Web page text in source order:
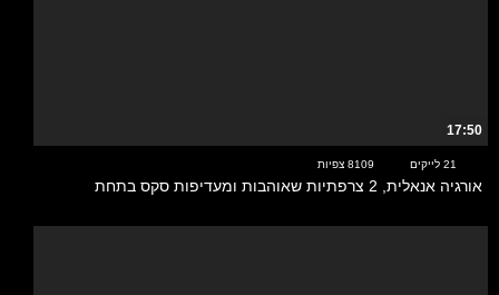
17:50
21 לייקים 8109 צפיות
אורגיה אנאלית, 2 צרפתיות שאוהבות ומעדיפות סקס בתחת